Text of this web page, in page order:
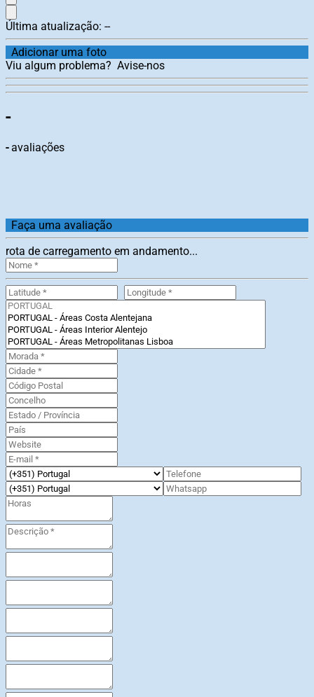
Última atualização: --
Adicionar uma foto
Viu algum problema? Avise-nos
-
-avaliações
Faça uma avaliação
rota de carregamento em andamento...